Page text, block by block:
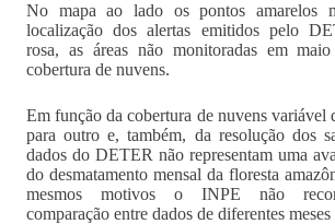
No mapa ao lado os pontos amarelos
localização dos alertas emitidos pelo
rosa, as áreas não monitoradas em
cobertura de nuvens.
Em função da cobertura de nuvens variável
para outro e, também, da resolução dos
dados do DETER não representam uma
do desmatamento mensal da floresta
mesmos motivos o INPE não
comparação entre dados de diferentes meses